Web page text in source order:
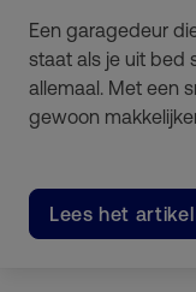
Een garagedeur
staat als je uit bed
allemaal. Met een
gewoon
Lees het artikel